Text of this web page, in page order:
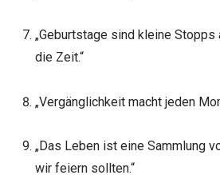
„Geburtstage sind kleine Stopps
die Zeit.“
„Vergänglichkeit macht jeden
„Das Leben ist eine Sammlung
wir feiern sollten.“